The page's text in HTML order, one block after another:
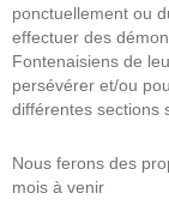
ponctuellement ou
effectuer des
Fontenaisiens de
persévérer et/ou
différentes sections
Nous ferons des
mois à venir